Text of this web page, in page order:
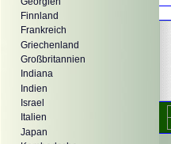
Finnland
Frankreich
Griechenland
Großbritannien
Indiana
Indien
Israel
Italien
Japan